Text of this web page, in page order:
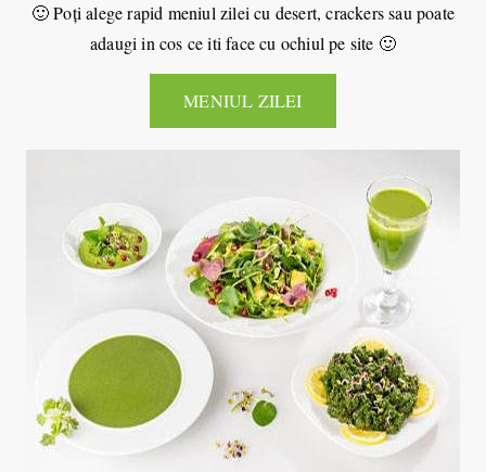
🙂 Poţi alege rapid meniul zilei cu desert, crackers sau poate
adaugi in cos ce iti face cu ochiul pe site 🙂
MENIUL ZILEI